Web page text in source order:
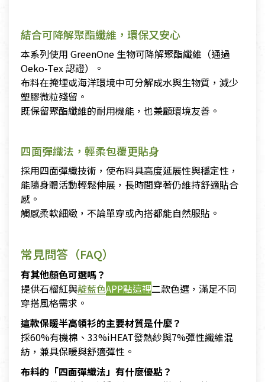
結合可降解聚酯纖維，環保又安心
本系列使用 GreenOne 生物可降解聚酯纖維（通過
Oeko-Tex 認證）。
布料在掩埋或海洋環境中可分解成水與生物質，減少
塑膠微粒殘留。
既保留聚酯纖維的耐用機能，也兼顧環境友善。
四面彈織法，輕柔包覆更貼身
採用四面彈織技術，使布料具高度延展性與穩定性，
能隨身體活動輕鬆伸展，長時間穿著仍維持舒適貼合
感。
觸感柔軟細緻，不論單穿或內搭都能自然服貼。
常見問答（FAQ）
有其他顏色可選嗎？
提供石榴紅與靛藍色APP點這裡二款色選，滿足不同
穿搭風格需求。
這款保暖半高領衫的主要材質是什麼？
採60%有機棉、33%iHEAT發熱紗與7%彈性纖維混
紡，兼具保暖與舒適彈性。
布料的「四面彈織法」有什麼優點？